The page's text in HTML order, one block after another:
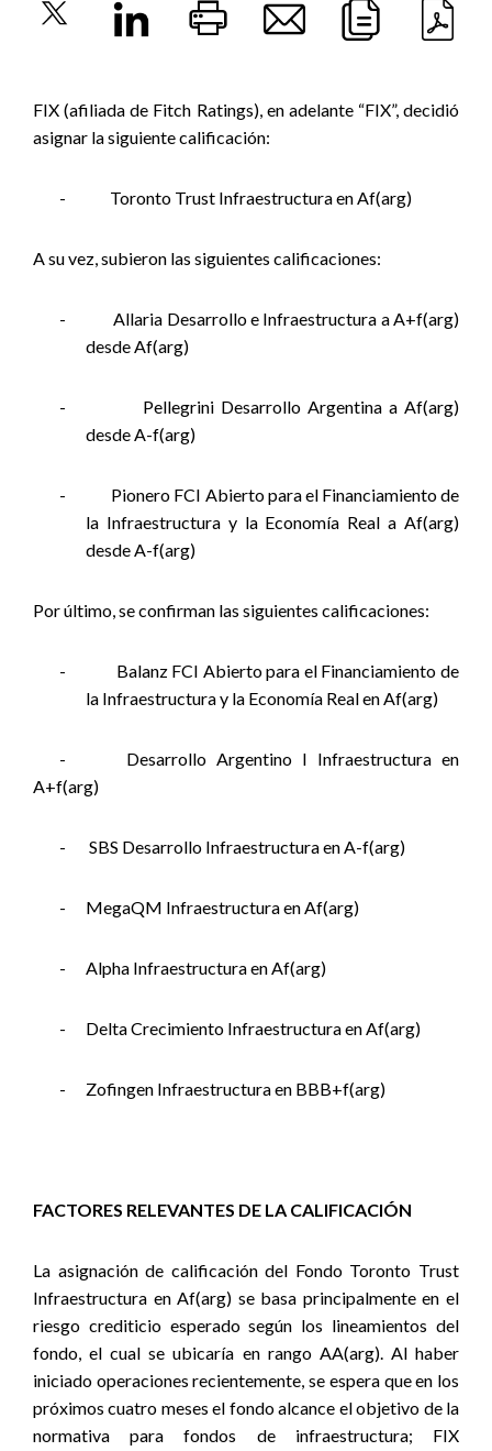
FIX (afiliada de Fitch Ratings), en adelante “FIX”, decidió
asignar la siguiente calificación:
- Toronto Trust Infraestructura en Af(arg)
A su vez, subieron las siguientes calificaciones:
-
Allaria Desarrollo e Infraestructura a A+f(arg)
desde Af(arg)
-
Pellegrini Desarrollo Argentina a Af(arg)
desde A-f(arg)
-
Pionero FCI Abierto para el Financiamiento de
la Infraestructura y la Economía Real a Af(arg)
desde A-f(arg)
Por último, se confirman las siguientes calificaciones:
-
Balanz FCI Abierto para el Financiamiento de
la Infraestructura y la Economía Real en Af(arg)
-
Desarrollo Argentino I Infraestructura en
A+f(arg)
- SBS Desarrollo Infraestructura en A-f(arg)
- MegaQM Infraestructura en Af(arg)
- Alpha Infraestructura en Af(arg)
- Delta Crecimiento Infraestructura en Af(arg)
- Zofingen Infraestructura en BBB+f(arg)
FACTORES RELEVANTES DE LA CALIFICACIÓN
La asignación de calificación del Fondo Toronto Trust
Infraestructura en Af(arg) se basa principalmente en el
riesgo crediticio esperado según los lineamientos del
fondo, el cual se ubicaría en rango AA(arg). Al haber
iniciado operaciones recientemente, se espera que en los
próximos cuatro meses el fondo alcance el objetivo de la
normativa para fondos de infraestructura; FIX